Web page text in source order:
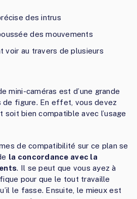
des intrus
des mouvements
voir au travers de plusieurs
mini-caméras est d’une grande
de figure. En effet, vous devez
soit bien compatible avec l’usage
de compatibilité sur ce plan se
la concordance avec la
. Il se peut que vous ayez à
pour que le tout travaille
le fasse. Ensuite, le mieux est